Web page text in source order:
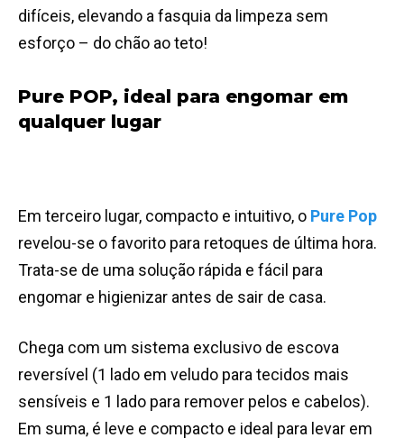
difíceis, elevando a fasquia da limpeza sem
esforço – do chão ao teto!
Pure POP, ideal para engomar em
qualquer lugar
Em terceiro lugar, compacto e intuitivo, o Pure Pop
revelou-se o favorito para retoques de última hora.
Trata-se de uma solução rápida e fácil para
engomar e higienizar antes de sair de casa.
Chega com um sistema exclusivo de escova
reversível (1 lado em veludo para tecidos mais
sensíveis e 1 lado para remover pelos e cabelos).
Em suma, é leve e compacto e ideal para levar em